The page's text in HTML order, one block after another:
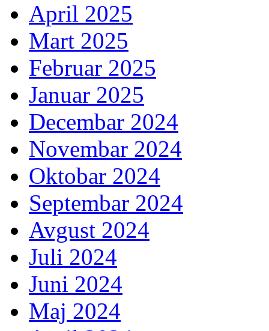
April 2025
Mart 2025
Februar 2025
Januar 2025
Decembar 2024
Novembar 2024
Oktobar 2024
Septembar 2024
Avgust 2024
Juli 2024
Juni 2024
Maj 2024